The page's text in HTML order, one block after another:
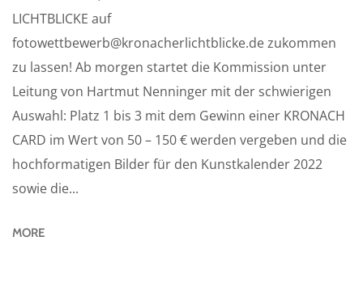
LICHTBLICKE auf
fotowettbewerb@kronacherlichtblicke.de zukommen
zu lassen! Ab morgen startet die Kommission unter
Leitung von Hartmut Nenninger mit der schwierigen
Auswahl: Platz 1 bis 3 mit dem Gewinn einer KRONACH
CARD im Wert von 50 – 150 € werden vergeben und die
hochformatigen Bilder für den Kunstkalender 2022
sowie die...
MORE